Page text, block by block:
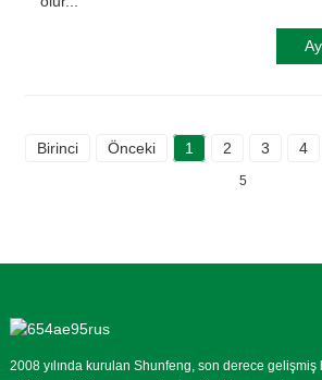
Birinci Önceki 1 2 3 4
5
2008 yılında kurulan Shunfeng, son derece gelişmiş